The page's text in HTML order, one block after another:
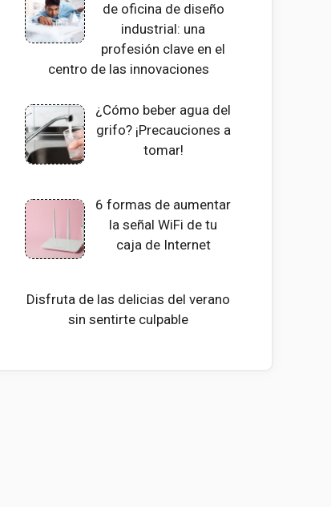
de oficina de diseño
industrial: una
profesión clave en el
centro de las innovaciones
¿Cómo beber agua del
grifo? ¡Precauciones a
tomar!
6 formas de aumentar
la señal WiFi de tu
caja de Internet
Disfruta de las delicias del verano
sin sentirte culpable